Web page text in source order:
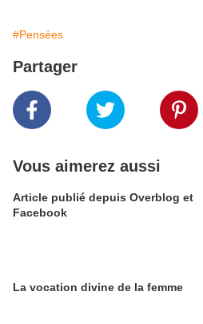
#Pensées
Partager
Vous aimerez aussi
Article publié depuis Overblog et
Facebook
La vocation divine de la femme